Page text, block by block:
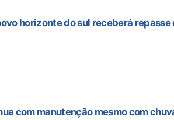
horizonte do sul receberá
com manutenção mesmo com